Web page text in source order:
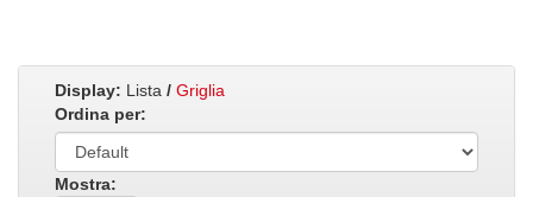
Display: Lista / Griglia
Ordina per:
Mostra: